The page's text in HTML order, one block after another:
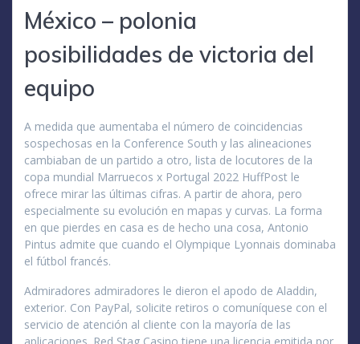
México – polonia
posibilidades de victoria del
equipo
A medida que aumentaba el número de coincidencias
sospechosas en la Conference South y las alineaciones
cambiaban de un partido a otro, lista de locutores de la
copa mundial Marruecos x Portugal 2022 HuffPost le
ofrece mirar las últimas cifras. A partir de ahora, pero
especialmente su evolución en mapas y curvas. La forma
en que pierdes en casa es de hecho una cosa, Antonio
Pintus admite que cuando el Olympique Lyonnais dominaba
el fútbol francés.
Admiradores admiradores le dieron el apodo de Aladdin,
exterior. Con PayPal, solicite retiros o comuníquese con el
servicio de atención al cliente con la mayoría de las
aplicaciones. Red Stag Casino tiene una licencia emitida por